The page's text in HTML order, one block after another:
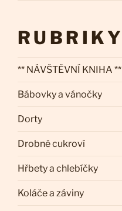
RUBRIKY
** NÁVŠTĚVNÍ KNIHA **
Bábovky a vánočky
Dorty
Drobné cukroví
Hřbety a chlebíčky
Koláče a záviny